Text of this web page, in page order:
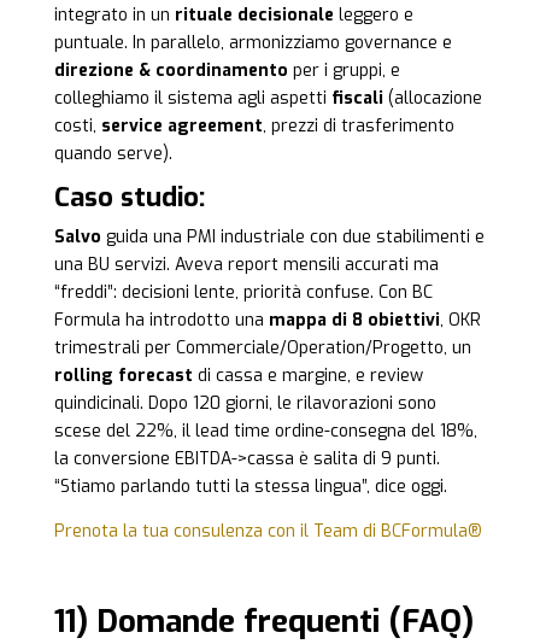
integrato in un rituale decisionale leggero e
puntuale. In parallelo, armonizziamo governance e
direzione & coordinamento per i gruppi, e
colleghiamo il sistema agli aspetti fiscali (allocazione
costi, service agreement, prezzi di trasferimento
quando serve).
Caso studio:
Salvo guida una PMI industriale con due stabilimenti e
una BU servizi. Aveva report mensili accurati ma
“freddi”: decisioni lente, priorità confuse. Con BC
Formula ha introdotto una mappa di 8 obiettivi, OKR
trimestrali per Commerciale/Operation/Progetto, un
rolling forecast di cassa e margine, e review
quindicinali. Dopo 120 giorni, le rilavorazioni sono
scese del 22%, il lead time ordine-consegna del 18%,
la conversione EBITDA->cassa è salita di 9 punti.
“Stiamo parlando tutti la stessa lingua”, dice oggi.
Prenota la tua consulenza con il Team di BCFormula®
11) Domande frequenti (FAQ)